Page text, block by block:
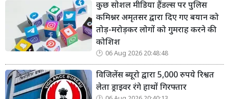
कुछ सोशल मीडिया हैंडल्स पर पुलिस
कमिश्नर अमृतसर द्वारा दिए गए बयान को
तोड़-मरोड़कर लोगों को गुमराह करने की
कोशिश
06 Aug 2026 20:48:48
विजिलेंस ब्यूरो द्वारा 5,000 रुपये रिश्वत
लेता ड्राइवर रंगे हाथों गिरफ्तार